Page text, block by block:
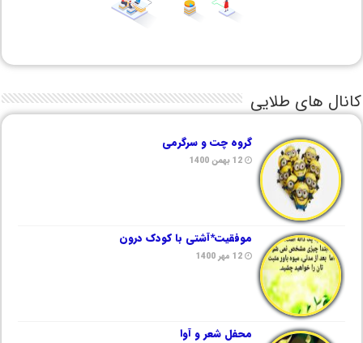
کانال های طلایی
گروه چت و سرگرمی
12 بهمن 1400
موفقیت*آشتی با کودک درون
12 مهر 1400
محفل شعر و آوا